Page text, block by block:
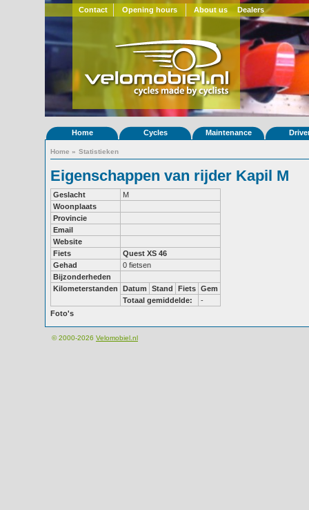
Contact Opening hours About us Dealers
Home Cycles Maintenance
Home » Statistieken
Eigenschappen van rijder Kapil M
Geslacht
M
Woonplaats
Provincie
Email
Website
Fiets
Quest XS 46
Gehad
0 fietsen
Bijzonderheden
Kilometerstanden
Datum Stand Fiets Gem
Totaal gemiddelde:
-
Foto's
© 2000-2026 Velomobiel.nl